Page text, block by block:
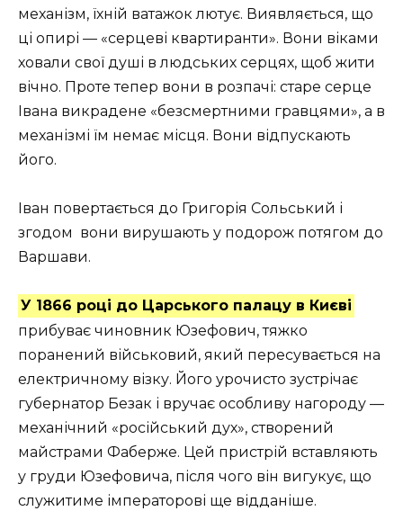
механізм, їхній ватажок лютує. Виявляється, що
ці опирі — «серцеві квартиранти». Вони віками
ховали свої душі в людських серцях, щоб жити
вічно. Проте тепер вони в розпачі: старе серце
Івана викрадене «безсмертними гравцями», а в
механізмі їм немає місця. Вони відпускають
його.
Іван повертається до Григорія Сольський і
згодом вони вирушають у подорож потягом до
Варшави.
У 1866 році до Царського палацу в Києві
прибуває чиновник Юзефович, тяжко
поранений військовий, який пересувається на
електричному візку. Його урочисто зустрічає
губернатор Безак і вручає особливу нагороду —
механічний «російський дух», створений
майстрами Фаберже. Цей пристрій вставляють
у груди Юзефовича, після чого він вигукує, що
служитиме імператорові ще відданіше.